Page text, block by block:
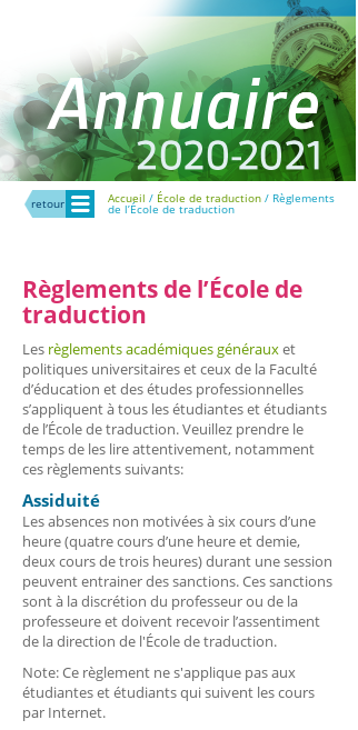
retour Menu Accueil / École de traduction / Règlements
de l’École de traduction
Règlements de l’École de
traduction
Les règlements académiques générauxet
politiques universitaires et ceux de la Faculté
d’éducation et des études professionnelles
s’appliquent à tous les étudiantes et étudiants
de l’École de traduction. Veuillez prendre le
temps de les lire attentivement, notamment
ces règlements suivants:
Assiduité
Les absences non motivées à six cours d’une
heure (quatre cours d’une heure et demie,
deux cours de trois heures) durant une session
peuvent entrainer des sanctions. Ces sanctions
sont à la discrétion du professeur ou de la
professeure et doivent recevoir l’assentiment
de la direction de l'École de traduction.
Note: Ce règlement ne s'applique pas aux
étudiantes et étudiants qui suivent les cours
par Internet.